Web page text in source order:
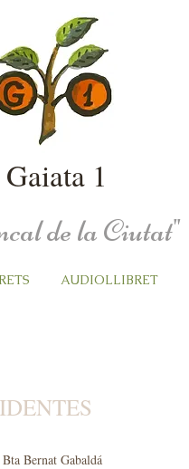
Gaiata 1
de la Ciutat"
AUDIOLLIBRET
Bernat Gabaldá